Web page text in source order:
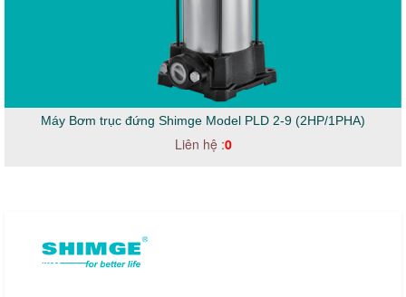
Máy Bơm trục đứng Shimge Model PLD 2-9 (2HP/1PHA)
Liên hệ :0